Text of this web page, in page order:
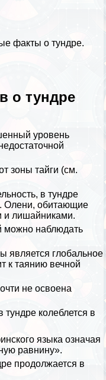
факты о тундре.
о тундре
уровень
зоны тайги (см.
в тундре
Олени, обитающие
и лишайниками.
можно наблюдать
является глобальное
к таянию вечной
не освоена
колeблется в
языка означая
равнину».
продолжается в